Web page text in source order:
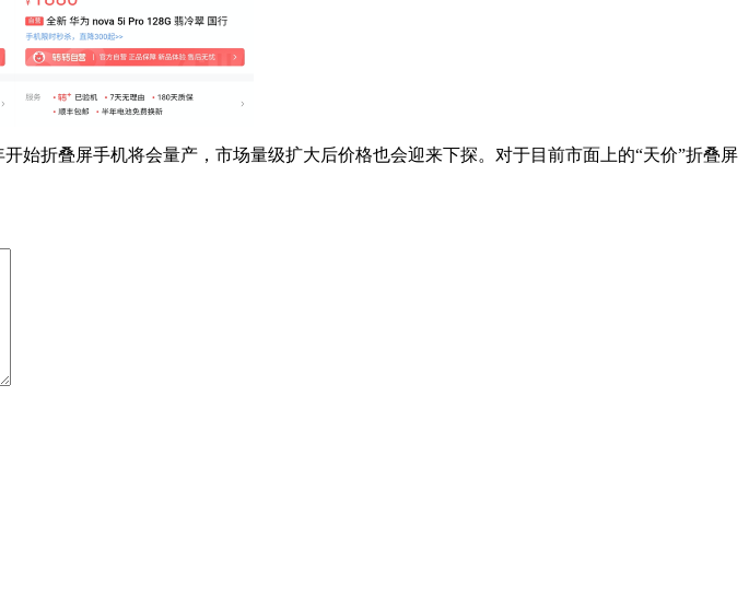
始折叠屏手机将会量产，市场量级扩大后价格也会迎来下探。对于目前市面上的“天价”折叠屏